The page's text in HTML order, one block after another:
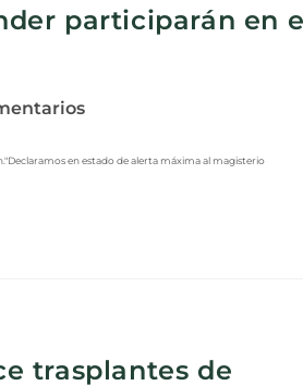
participarán en
en estado de alerta máxima al magisterio
trasplantes de